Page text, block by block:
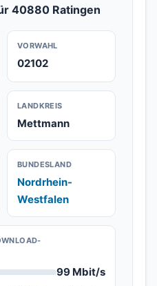
40880 Ratingen
VORWAHL
02102
LANDKREIS
Mettmann
BUNDESLAND
Nordrhein-
Westfalen
99 Mbit/s